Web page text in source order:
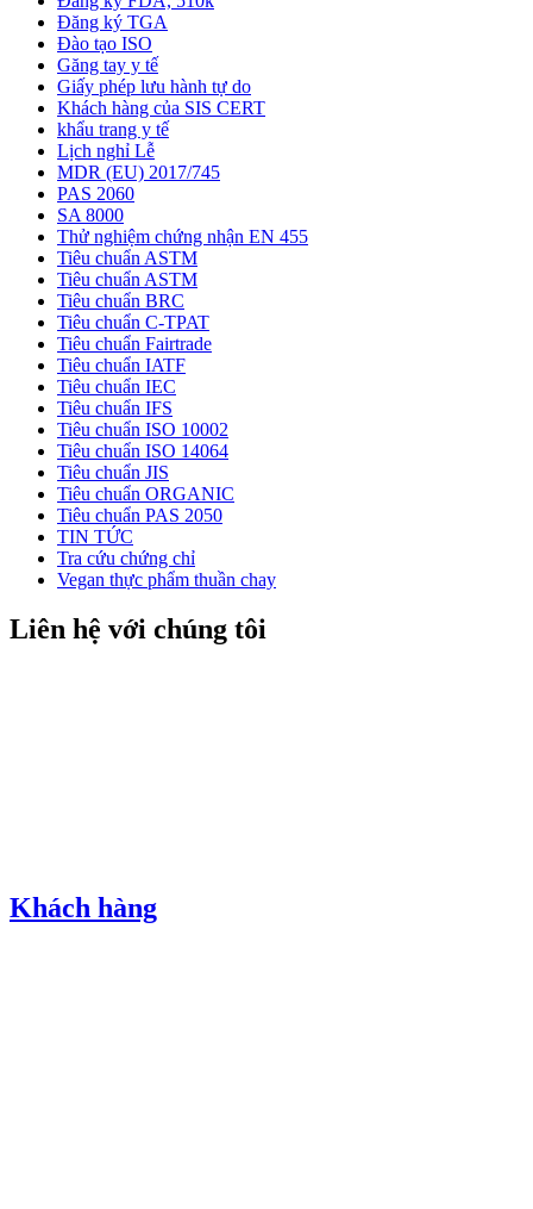
Đăng ký TGA
Đào tạo ISO
Găng tay y tế
Giấy phép lưu hành tự do
Khách hàng của SIS CERT
khẩu trang y tế
Lịch nghỉ Lễ
MDR (EU) 2017/745
PAS 2060
SA 8000
Thử nghiệm chứng nhận EN 455
Tiêu chuẩn ASTM
Tiêu chuẩn ASTM
Tiêu chuẩn BRC
Tiêu chuẩn C-TPAT
Tiêu chuẩn Fairtrade
Tiêu chuẩn IATF
Tiêu chuẩn IEC
Tiêu chuẩn IFS
Tiêu chuẩn ISO 10002
Tiêu chuẩn ISO 14064
Tiêu chuẩn JIS
Tiêu chuẩn ORGANIC
Tiêu chuẩn PAS 2050
TIN TỨC
Tra cứu chứng chỉ
Vegan thực phẩm thuần chay
Liên hệ với chúng tôi
Khách hàng